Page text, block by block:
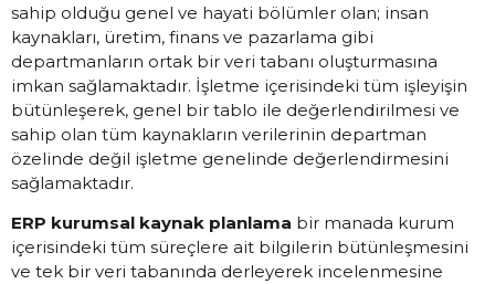
sahip olduğu genel ve hayati bölümler olan; insan
kaynakları, üretim, finans ve pazarlama gibi
departmanların ortak bir veri tabanı oluşturmasına
imkan sağlamaktadır. İşletme içerisindeki tüm işleyişin
bütünleşerek, genel bir tablo ile değerlendirilmesi ve
sahip olan tüm kaynakların verilerinin departman
özelinde değil işletme genelinde değerlendirmesini
sağlamaktadır.
ERP kurumsal kaynak planlama bir manada kurum
içerisindeki tüm süreçlere ait bilgilerin bütünleşmesini
ve tek bir veri tabanında derleyerek incelenmesine